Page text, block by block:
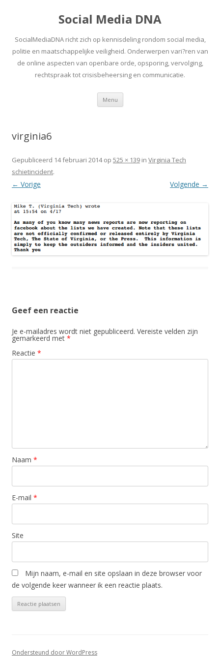
Social Media DNA
SocialMediaDNA richt zich op kennisdeling rondom social media,
politie en maatschappelijke veiligheid. Onderwerpen vari?ren van
de online aspecten van openbare orde, opsporing, vervolging,
rechtspraak tot crisisbeheersing en communicatie.
Menu Spring
inhoud
virginia6
Gepubliceerd 14 februari 2014op 525 × 139 in Virginia Tech
schietincident.
← Vorige Volgende →
Geef een reactie
Je e-mailadres wordt niet gepubliceerd. Vereiste velden zijn
gemarkeerd met *
Reactie *
Naam *
E-mail *
Site
Mijn naam, e-mail en site opslaan in deze browser voor
de volgende keer wanneer ik een reactie plaats.
Ondersteund door WordPress